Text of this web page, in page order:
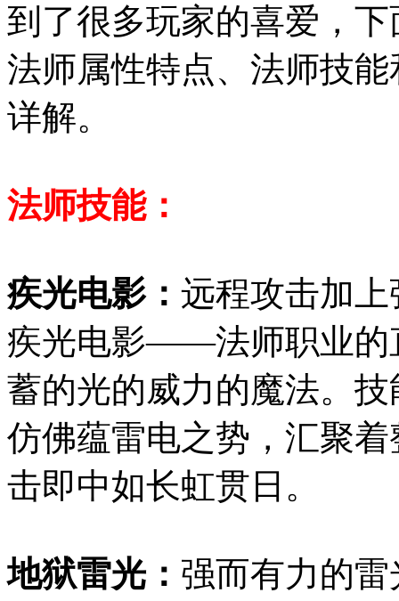
到了很多玩家的喜爱，
法师属性特点、法师技
详解。
法师技能：
疾光电影： 远程攻击加
疾光电影——法师职业的
蓄的光的威力的魔法。
仿佛蕴雷电之势，汇聚
击即中如长虹贯日。
地狱雷光： 强而有力的